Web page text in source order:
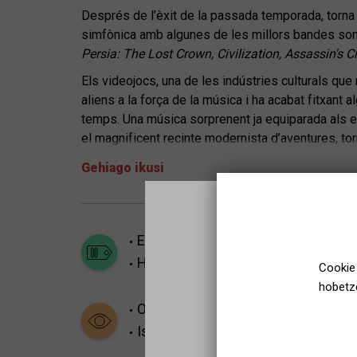
Després de l’èxit de la passada temporada,
simfònica amb algunes de les millors bandes
Persia: The Lost Crown, Civilization, Assassin's
Els videojocs, una de les indústries culturals
aliens a la força de la música i ha acabat fitxant
temps. Una música sorprenent ja equiparada
el magnificent recinte modernista d’aventures,
Un concert en col·laboració amb
Concert en col·laboració amb Games &
Gehiago ikusi
Emozio gogorrak
Helduak
Oso eskatua
Isiltasuna eskatzen da